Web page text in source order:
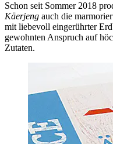
Schon seit Sommer 2018
Käerjeng auch die
mit liebevoll eingerührter
gewohnten Anspruch auf
Zutaten.